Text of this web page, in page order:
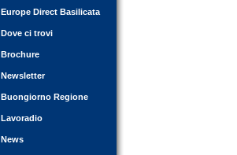
Europe Direct Basilicata
Dove ci trovi
Brochure
Newsletter
Buongiorno Regione
Lavoradio
News